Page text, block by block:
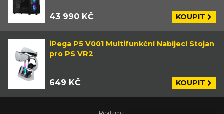
43 990 KČ KOUPIT
iPega P5 V001 Multifunkční Nabíjecí Stojan
pro PS VR2
649 KČ KOUPIT